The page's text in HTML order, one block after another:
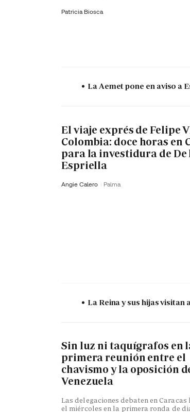
Patricia Biosca
La Aemet pone en aviso a
El viaje exprés de Felipe
Colombia: doce horas en
para la investidura de De
Espriella
Angie Calero Palma
La Reina y sus hijas
Sin luz ni taquígrafos en
primera reunión entre el
chavismo y la oposición
Venezuela
Las delegaciones debaten en Caracas
el miércoles en la primera ronda de